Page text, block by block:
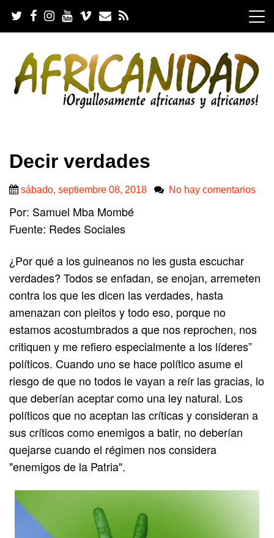
i
Decir verdades
sábado, septiembre 08, 2018 No hay comentarios
Por: Samuel Mba Mombé
Fuente: Redes Sociales
¿Por qué a los guineanos no les gusta escuchar
verdades? Todos se enfadan, se enojan, arremeten
contra los que les dicen las verdades, hasta
amenazan con pleitos y todo eso, porque no
estamos acostumbrados a que nos reprochen, nos
critiquen y me refiero especialmente a los líderes”
políticos. Cuando uno se hace político asume el
riesgo de que no todos le vayan a reír las gracias, lo
que deberían aceptar como una ley natural. Los
políticos que no aceptan las críticas y consideran a
sus críticos como enemigos a batir, no deberían
quejarse cuando el régimen nos considera
"enemigos de la Patria".